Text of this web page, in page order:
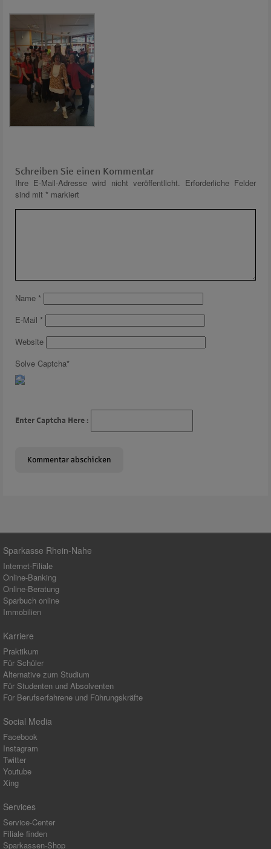
Schreiben Sie einen Kommentar
Ihre E-Mail-Adresse wird nicht veröffentlicht.
Erforderliche Felder
sind mit * markiert
Name *
E-Mail *
Website
Solve Captcha*
Enter Captcha Here :
Sparkasse Rhein-Nahe
Internet-Filiale
Online-Banking
Online-Beratung
Sparbuch online
Immobilien
Karriere
Praktikum
Für Schüler
Alternative zum Studium
Für Studenten und Absolventen
Für Berufserfahrene und Führungskräfte
Social Media
Facebook
Instagram
Twitter
Youtube
Xing
Services
Service-Center
Filiale finden
Sparkassen-Shop